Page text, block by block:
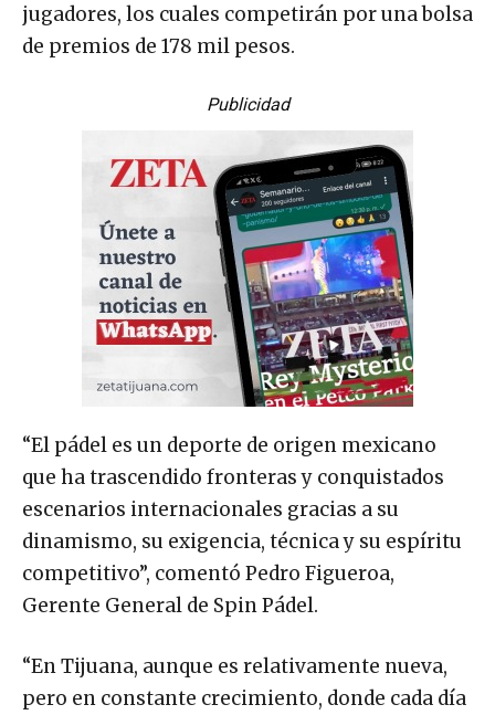
jugadores, los cuales competirán por una bolsa
de premios de 178 mil pesos.
Publicidad
“El pádel es un deporte de origen mexicano
que ha trascendido fronteras y conquistados
escenarios internacionales gracias a su
dinamismo, su exigencia, técnica y su espíritu
competitivo”, comentó Pedro Figueroa,
Gerente General de Spin Pádel.
“En Tijuana, aunque es relativamente nueva,
pero en constante crecimiento, donde cada día